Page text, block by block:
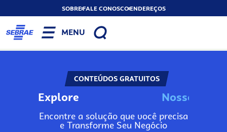
SOBREFALE CONOSCOENDEREÇOS
MENU
CONTEÚDOS GRATUITOS
Explore No
Encontre a solução que você precisa
e Transforme Seu Negócio